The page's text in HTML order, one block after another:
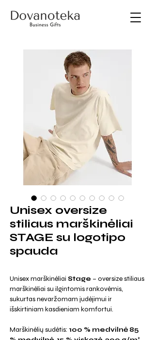
Unisex oversize
stiliaus marškinėliai
STAGE su logotipo
spauda
Unisex marškinėliai Stage – oversize stiliaus
marškinėliai su ilgintomis rankovėmis,
sukurtas nevaržomam judėjimui ir
išskirtiniam kasdieniam komfortui.
Marškinėlių sudėtis: 100 % medvilnė 85